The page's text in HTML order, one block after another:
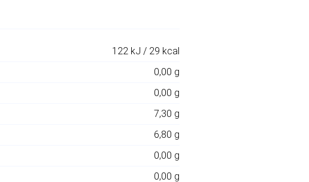
122 kJ / 29 kcal
0,00 g
0,00 g
7,30 g
6,80 g
0,00 g
0,00 g